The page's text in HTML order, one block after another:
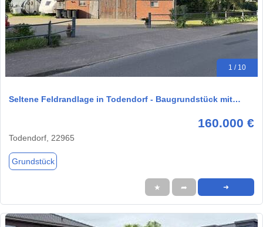
1 / 10
Seltene Feldrandlage in Todendorf - Baugrundstück mit…
160.000 €
Todendorf, 22965
Grundstück
★ ➦ ➜